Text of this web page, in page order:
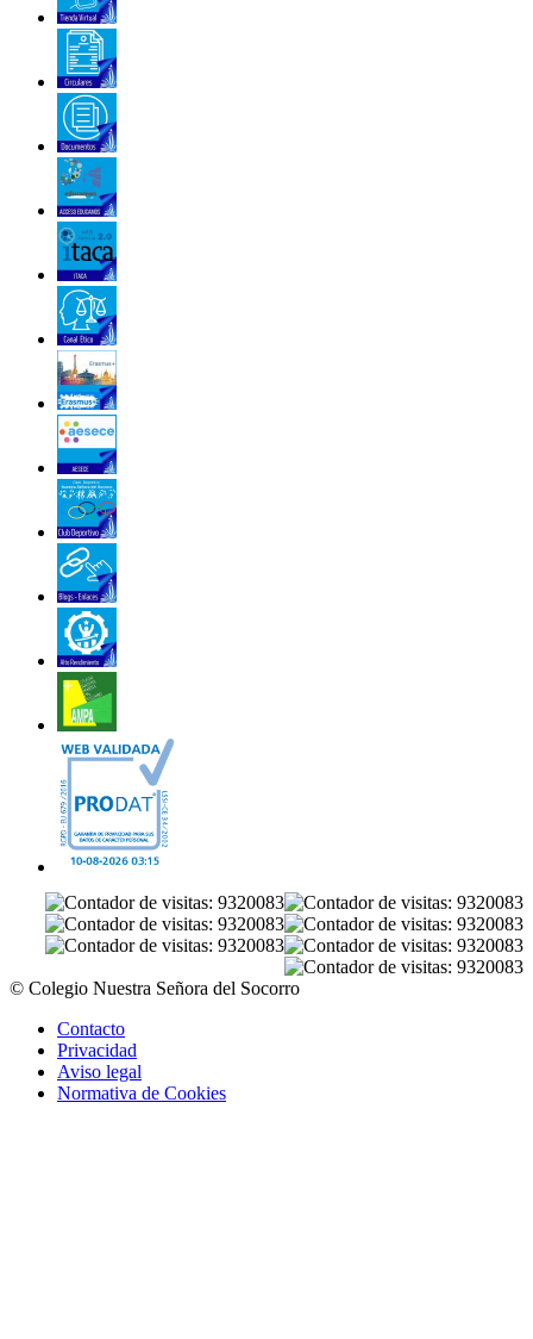
© Colegio Nuestra Señora del Socorro
Contacto
Privacidad
Aviso legal
Normativa de Cookies